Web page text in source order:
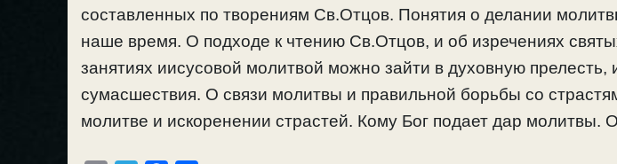
составленных по творениям Св.Отцов. Понятия о делании
наше время. О подходе к чтению Св.Отцов, и об изречениях
занятиях иисусовой молитвой можно зайти в духовную прелесть,
сумасшествия. О связи молитвы и правильной борьбы со
молитве и искоренении страстей. Кому Бог подает дар молитвы.